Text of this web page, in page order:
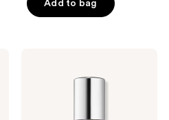
5
Add to bag